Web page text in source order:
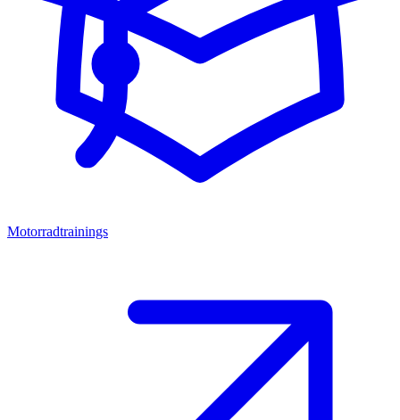
Motorradtrainings